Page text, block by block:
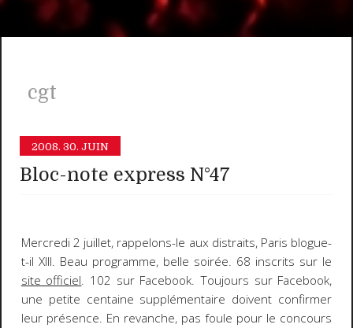
cgt
2008. 30. JUIN
Bloc-note express N°47
Mercredi 2 juillet, rappelons-le aux distraits, Paris blogue-
t-il XIII. Beau programme, belle soirée. 68 inscrits sur le
site officiel. 102 sur Facebook. Toujours sur Facebook,
une petite centaine supplémentaire doivent confirmer
leur présence. En revanche, pas foule pour le concours